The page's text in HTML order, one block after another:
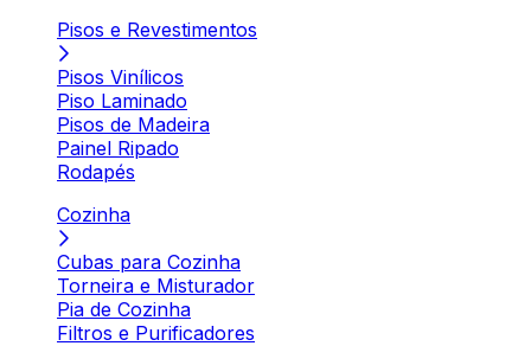
Pisos e Revestimentos
Pisos Vinílicos
Piso Laminado
Pisos de Madeira
Painel Ripado
Rodapés
Cozinha
Cubas para Cozinha
Torneira e Misturador
Pia de Cozinha
Filtros e Purificadores